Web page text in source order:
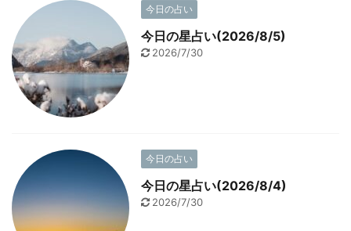
今日の占い
今日の星占い(2026/8/5)
2026/7/30
今日の占い
今日の星占い(2026/8/4)
2026/7/30